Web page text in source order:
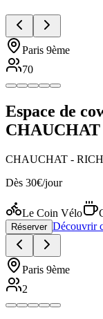
Paris 9ème
70
Espace de
CHAUCHAT -
Dès 30€/jour
Le Coin Vélo
Réserver Découvrir
Paris 9ème
2